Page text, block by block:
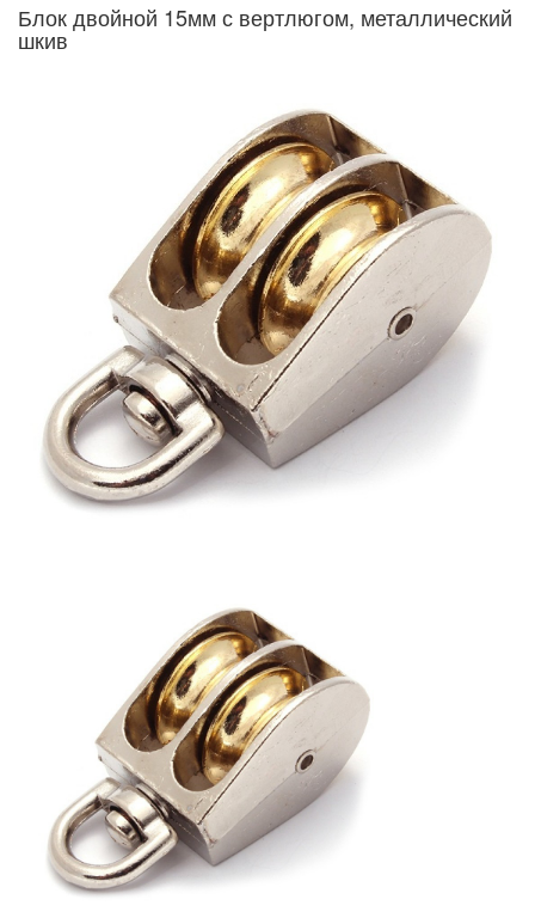
Блок двойной 15мм с вертлюгом, металлический
шкив